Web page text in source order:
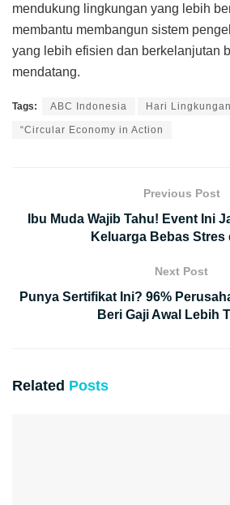
mendukung lingkungan yang lebih
membantu membangun sistem
yang lebih efisien dan berkelanjutan
mendatang.
Tags: ABC Indonesia Hari
“Circular Economy in Action
Previous Post
Ibu Muda Wajib Tahu! Event Ini
Keluarga Bebas Stres
Next Post
Punya Sertifikat Ini? 96%
Beri Gaji Awal Lebih
Related Posts